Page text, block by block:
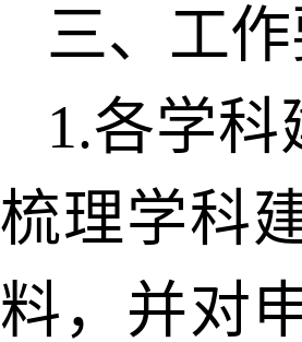
三、工
1.各学
梳理学科
料，并对